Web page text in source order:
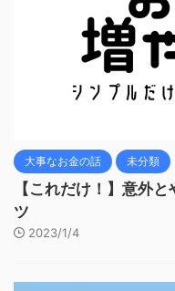
大事なお金の話 未分類
【これだけ！】意外
ツ
2023/1/4